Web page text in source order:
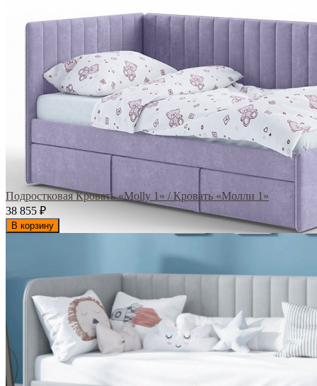
Подростковая Кровать «Molly 1» / Кровать «Молли 1»
38 855 ₽
В корзину